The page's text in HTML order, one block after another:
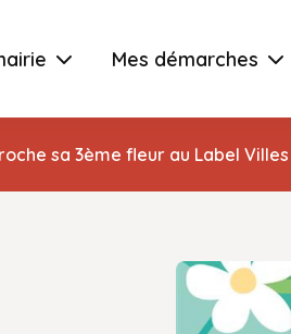
Mes démarches
sa 3ème fleur au Label